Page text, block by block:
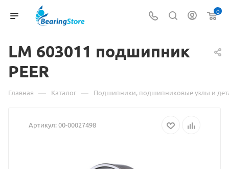
0
LM Материал
о
товаре
603011
603011 подшипник
PEER
Главная — Каталог — Подшипники, подшипниковые узлы и
Артикул:00-00027498